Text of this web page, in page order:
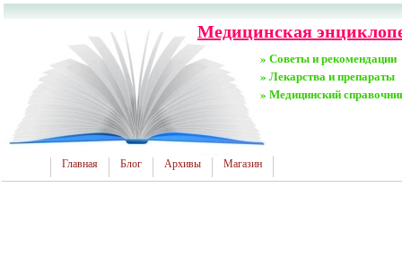
Медицинская
» Советы и рекомендации
» Лекарства и препараты
» Медицинский
Главная Блог Архивы Магазин